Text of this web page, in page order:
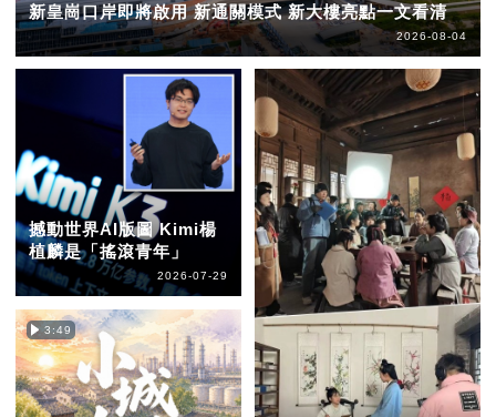
新皇崗口岸即將啟用 新通關模式 新大樓亮點一文看清
2026-08-04
撼動世界AI版圖 Kimi楊
植麟是「搖滾青年」
2026-07-29
3:49